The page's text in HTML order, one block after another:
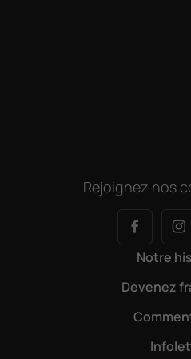
Rejoignez nos
Notre
Devenez